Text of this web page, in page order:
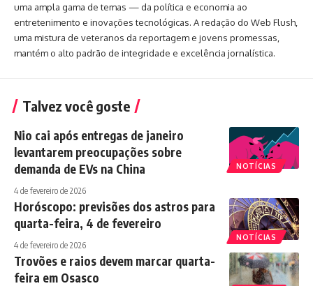
uma ampla gama de temas — da política e economia ao
entretenimento e inovações tecnológicas. A redação do Web Flush,
uma mistura de veteranos da reportagem e jovens promessas,
mantém o alto padrão de integridade e excelência jornalística.
Talvez você goste
NOTÍCIAS
Nio cai após entregas de janeiro
levantarem preocupações sobre
demanda de EVs na China
4 de fevereiro de 2026
NOTÍCIAS
Horóscopo: previsões dos astros para
quarta-feira, 4 de fevereiro
4 de fevereiro de 2026
Trovões e raios devem marcar quarta-
feira em Osasco